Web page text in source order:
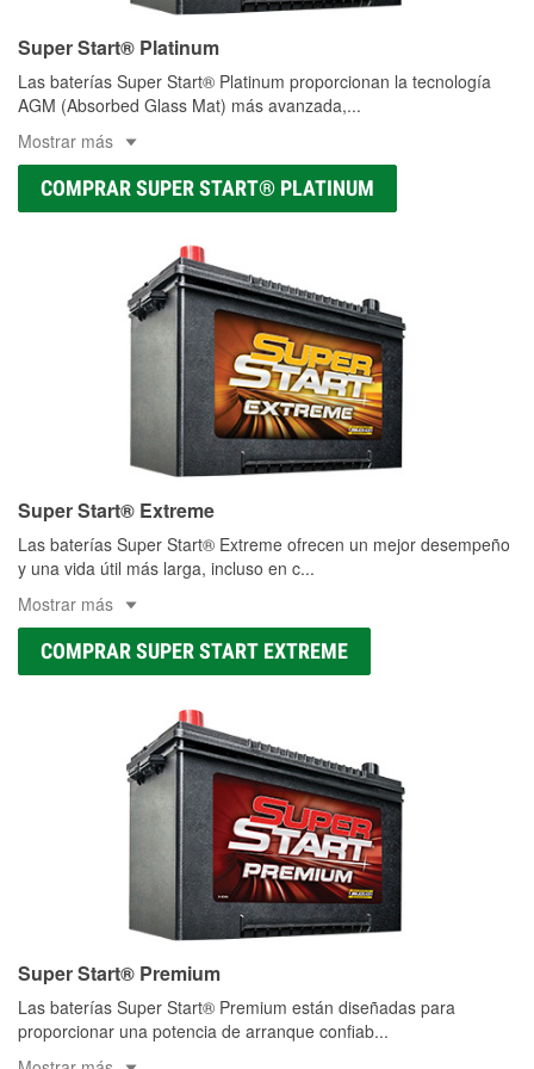
Super Start® Platinum
Las baterías Super Start® Platinum proporcionan la tecnología
AGM (Absorbed Glass Mat) más avanzada,...
Mostrar más
COMPRAR SUPER START® PLATINUM
Super Start® Extreme
Las baterías Super Start® Extreme ofrecen un mejor desempeño
y una vida útil más larga, incluso en c...
Mostrar más
COMPRAR SUPER START EXTREME
Super Start® Premium
Las baterías Super Start® Premium están diseñadas para
proporcionar una potencia de arranque confiab...